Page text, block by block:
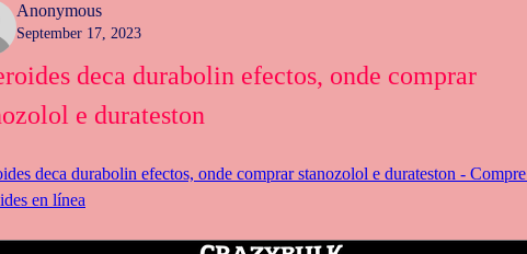
Anonymous
September 17, 2023
deca durabolin efectos, onde comprar
e durateston
deca durabolin efectos, onde comprar stanozolol e durateston - Compre
en línea